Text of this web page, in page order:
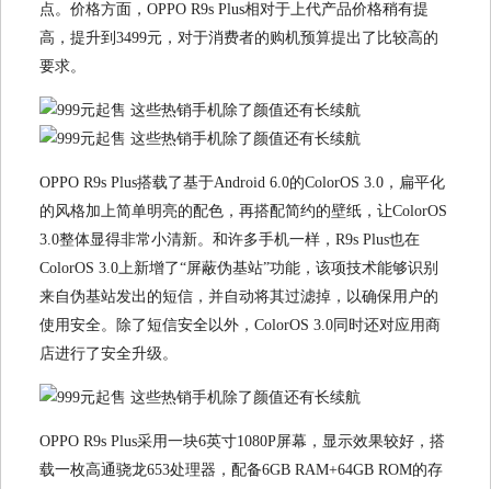
点。价格方面，OPPO R9s Plus相对于上代产品价格稍有提
高，提升到3499元，对于消费者的购机预算提出了比较高的
要求。
OPPO R9s Plus搭载了基于Android 6.0的ColorOS 3.0，扁平化
的风格加上简单明亮的配色，再搭配简约的壁纸，让ColorOS
3.0整体显得非常小清新。和许多手机一样，R9s Plus也在
ColorOS 3.0上新增了“屏蔽伪基站”功能，该项技术能够识别
来自伪基站发出的短信，并自动将其过滤掉，以确保用户的
使用安全。除了短信安全以外，ColorOS 3.0同时还对应用商
店进行了安全升级。
OPPO R9s Plus采用一块6英寸1080P屏幕，显示效果较好，搭
载一枚高通骁龙653处理器，配备6GB RAM+64GB ROM的存